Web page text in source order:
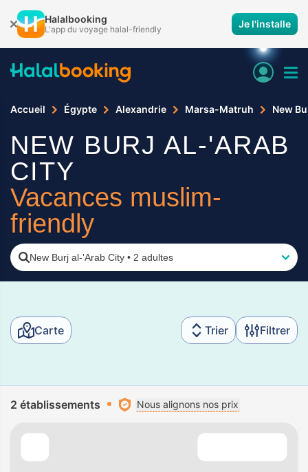
Halalbooking
L'app du voyage halal-friendly Je l'installe
Accueil Égypte Alexandrie Marsa-Matruh New
NEW BURJ AL-'ARAB
CITY
Vacances muslim-
friendly
New Burj al-'Arab City • 2 adultes
Carte Trier Filtrer
2 établissements Nous alignons nos prix